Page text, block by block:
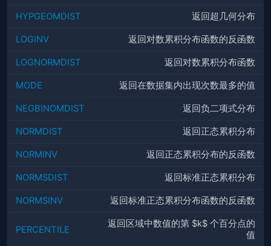
HYPGEOMDIST 返回超几何分布
LOGINV 返回对数累积分布函数的反函数
LOGNORMDIST 返回对数累积分布函数
MODE 返回在数据集内出现次数最多的值
NEGBINOMDIST 返回负二项式分布
NORMDIST 返回正态累积分布
NORMINV 返回正态累积分布的反函数
NORMSDIST 返回标准正态累积分布
NORMSINV 返回标准正态累积分布函数的反函数
PERCENTILE
返回区域中数值的第 $k$ 个百分点的
值